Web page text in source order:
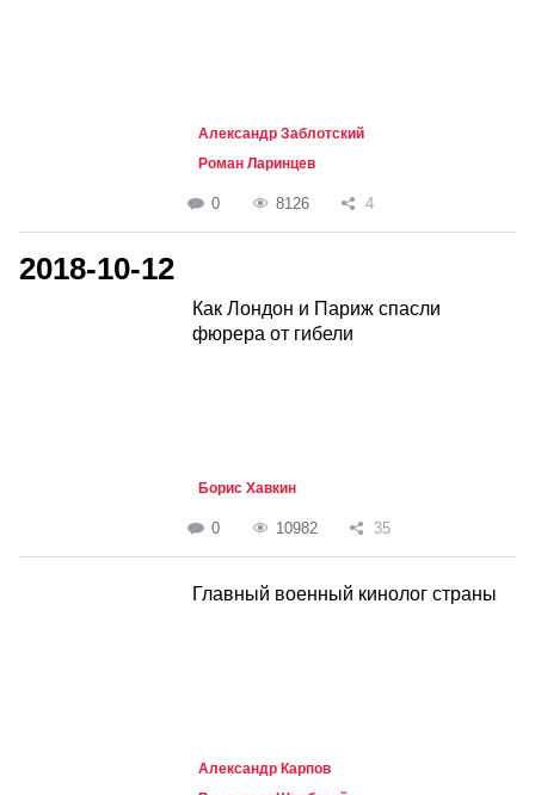
Александр Заблотский
Роман Ларинцев
0 8126 4
2018-10-12
Как Лондон и Париж спасли
фюрера от гибели
Борис Хавкин
0 10982 35
Главный военный кинолог страны
Александр Карпов